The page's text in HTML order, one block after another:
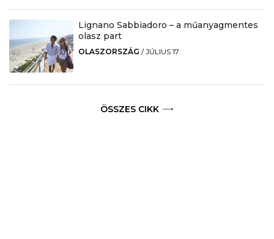
Lignano Sabbiadoro – a műanyagmentes
olasz part
OLASZORSZÁG /JÚLIUS 17.
ÖSSZES CIKK